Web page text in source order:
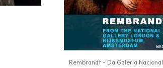
Rembrandt - Da Galeria Nacional